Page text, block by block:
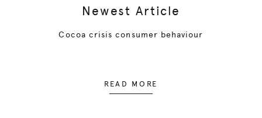
Newest Article
Cocoa crisis consumer behaviour
READ MORE